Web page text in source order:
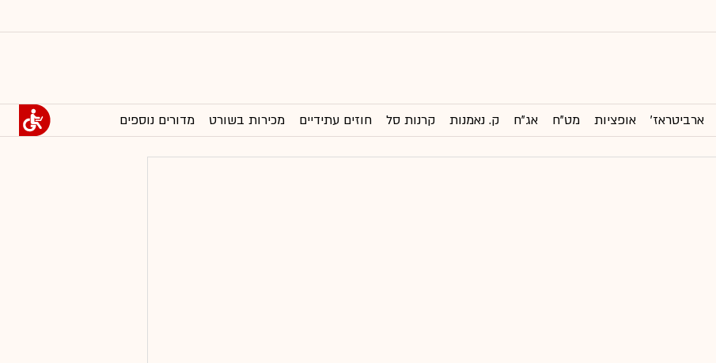
ארביטראז' אופציות מט"ח אג"ח ק. נאמנות קרנות סל חוזים עתידיים מכירות בשורט מדורים נוספים